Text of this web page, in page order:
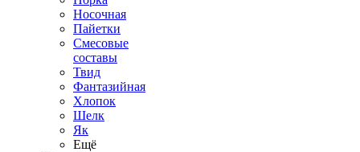
Носочная
Пайетки
Смесовые
составы
Твид
Фантазийная
Хлопок
Шелк
Як
Ещё